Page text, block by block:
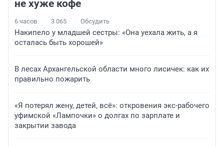
не хуже кофе
6 часов 3 065 Обсудить
Накипело у младшей сестры: «Она уехала жить, а я
осталась быть хорошей»
В лесах Архангельской области много лисичек: как их
правильно пожарить
«Я потерял жену, детей, всё»: откровения экс-рабочего
уфимской «Лампочки» о долгах по зарплате и
закрытии завода